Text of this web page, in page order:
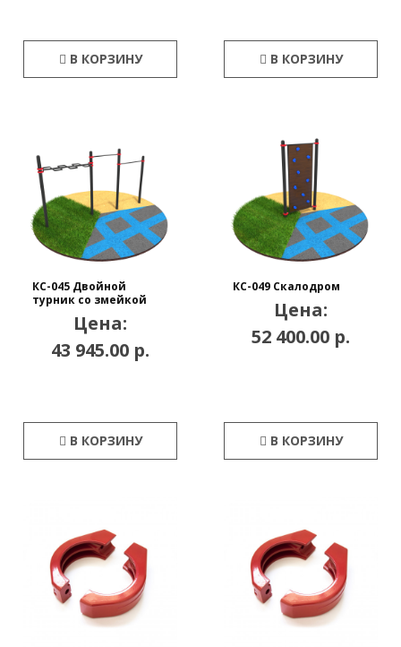
В КОРЗИНУ В КОРЗИНУ
КС-045 Двойной
турник со змейкой
Цена:
43 945.00 р.
В КОРЗИНУ
КС-049 Скалодром
Цена:
52 400.00 р.
В КОРЗИНУ